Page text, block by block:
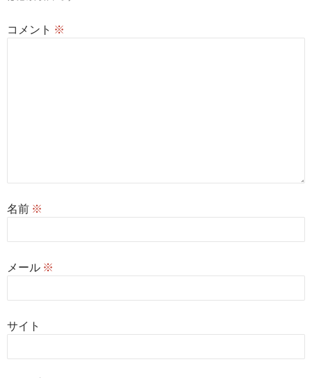
コメント ※
名前 ※
メール ※
サイト